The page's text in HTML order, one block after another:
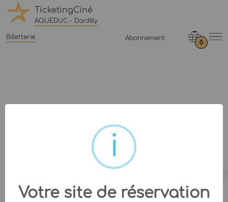
TicketingCiné
AQUEDUC - Dardilly
Billetterie Abonnement
0
Votre site de réservation